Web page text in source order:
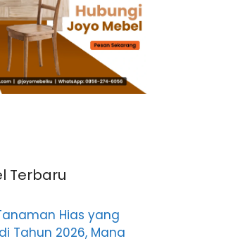
Terbaru
Hias yang
Tahun 2026, Mana